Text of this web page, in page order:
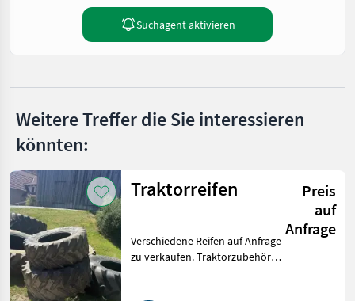
Suchagent aktivieren
Weitere Treffer die Sie interessieren
könnten:
Traktorreifen
Preis
auf
Anfrage
Verschiedene Reifen auf Anfrage
zu verkaufen. Traktorzubehör